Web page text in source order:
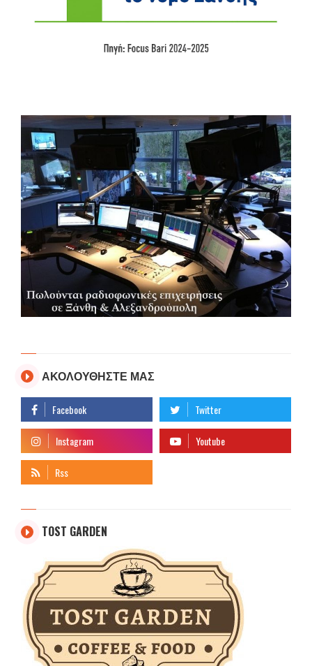
ΑΚΟΛΟΥΘΗΣΤΕ ΜΑΣ
TOST GARDEN